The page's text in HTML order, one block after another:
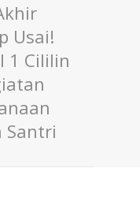
Usai!
1 Cililin
Santri